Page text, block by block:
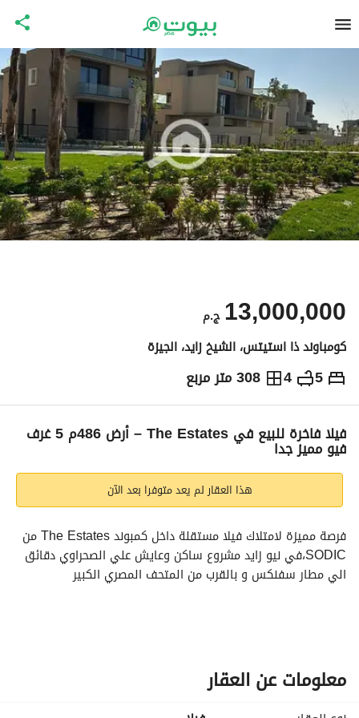
ج.م 13,000,000
كومباوند ذا استيتس، الشيخ زايد، الجيزة
5
4 308 متر مربع ج.م13,000,000
التفاصيل الاتجاهات والمؤشرات رهن عقاريفيلا فاخرة للبيع في The Estates – أرض 486م 5 غرف
فيو مميز جدا
هذا العقار لم يعد متوفرا بعد الآن
الي مطار سفنكس و بالقرب من المتحف المصري الكبير
مساحة الأرض: 486 متر
تفاصيل الفيلا
5 غرف واسعة
معلومات عن العقار